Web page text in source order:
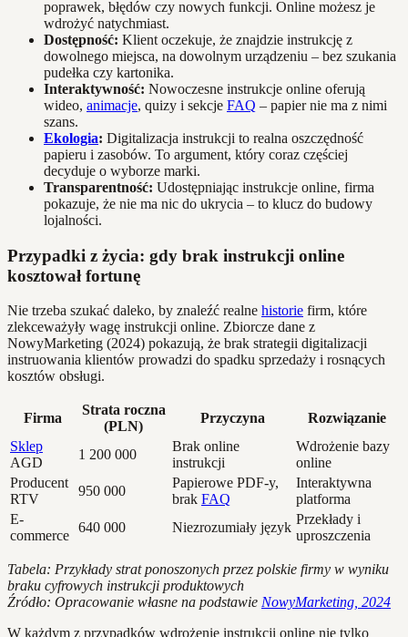
poprawek, błędów czy nowych funkcji. Online możesz je
wdrożyć natychmiast.
Dostępność: Klient oczekuje, że znajdzie instrukcję z
dowolnego miejsca, na dowolnym urządzeniu – bez szukania
pudełka czy kartonika.
Interaktywność: Nowoczesne instrukcje online oferują
wideo, animacje, quizy i sekcje FAQ – papier nie ma z nimi
szans.
Ekologia: Digitalizacja instrukcji to realna oszczędność
papieru i zasobów. To argument, który coraz częściej
decyduje o wyborze marki.
Transparentność: Udostępniając instrukcje online, firma
pokazuje, że nie ma nic do ukrycia – to klucz do budowy
lojalności.
Przypadki z życia: gdy brak instrukcji online
kosztował fortunę
Nie trzeba szukać daleko, by znaleźć realne historie firm, które
zlekceważyły wagę instrukcji online. Zbiorcze dane z
NowyMarketing (2024) pokazują, że brak strategii digitalizacji
instruowania klientów prowadzi do spadku sprzedaży i rosnących
kosztów obsługi.
Firma
Strata roczna
(PLN)
Przyczyna
Rozwiązanie
Sklep
AGD
1 200 000
Brak online
instrukcji
Wdrożenie bazy
online
Producent
RTV
950 000
Papierowe PDF-y,
brak FAQ
Interaktywna
platforma
E-
commerce
640 000 Niezrozumiały język
Przekłady i
uproszczenia
Tabela: Przykłady strat ponoszonych przez polskie firmy w wyniku
braku cyfrowych instrukcji produktowych
Źródło: Opracowanie własne na podstawie NowyMarketing, 2024
W każdym z przypadków wdrożenie instrukcji online nie tylko